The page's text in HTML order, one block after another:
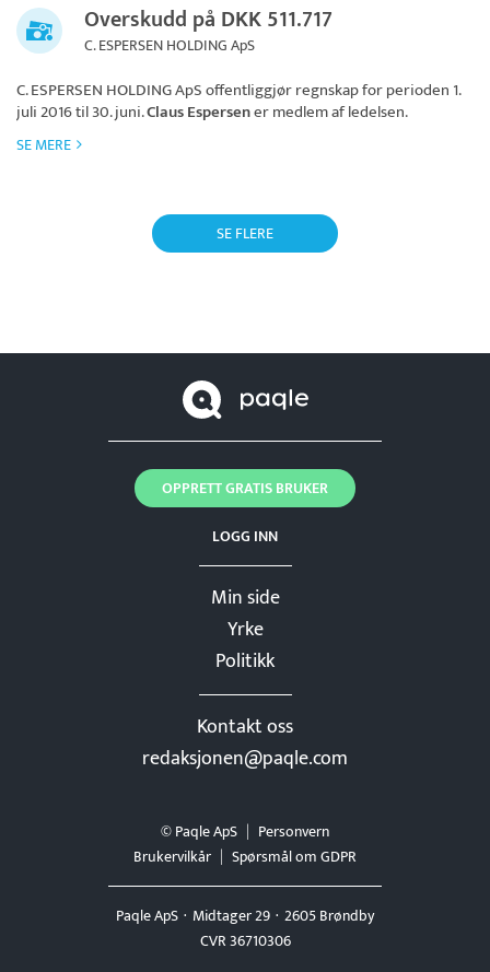
Overskudd på DKK 511.717
C. ESPERSEN HOLDING ApS
C. ESPERSEN HOLDING ApSoffentliggjør regnskap for perioden 1.
juli 2016 til 30. juni.Claus Espersener medlem af ledelsen.
SE MERE
SE FLERE
Min side
Yrke
Politikk
Kontakt oss
redaksjonen@paqle.com
LOGG INN
OPPRETT GRATIS BRUKER
Paqle ApS Midtager 29 2605 Brøndby
CVR 36710306
© Paqle ApS
Personvern
Brukervilkår
Spørsmål om GDPR